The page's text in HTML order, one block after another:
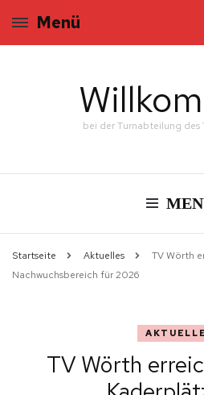
Menü
bei der Turnabteilung des
Startseite Aktuelles
TV Wörth
Nachwuchsbereich für 2026
TV Wörth